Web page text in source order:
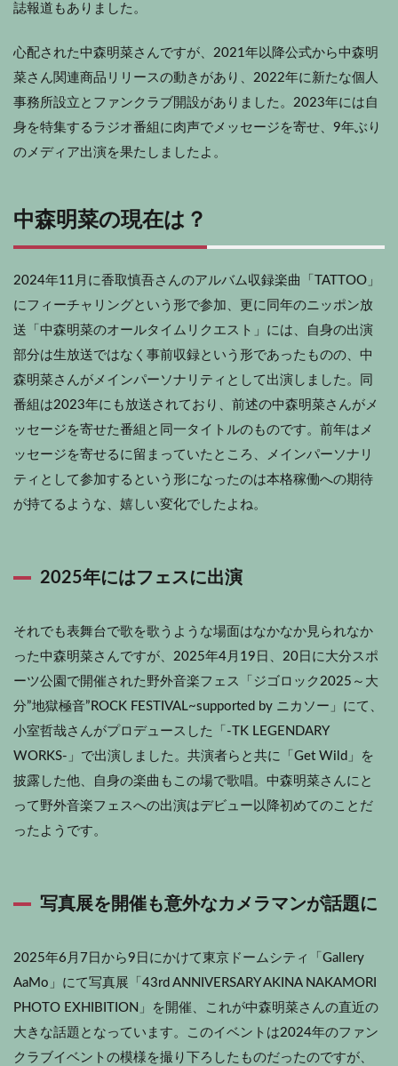
誌報道もありました。
心配された中森明菜さんですが、2021年以降公式から中森明
菜さん関連商品リリースの動きがあり、2022年に新たな個人
事務所設立とファンクラブ開設がありました。2023年には自
身を特集するラジオ番組に肉声でメッセージを寄せ、9年ぶり
のメディア出演を果たしましたよ。
中森明菜の現在は？
2024年11月に香取慎吾さんのアルバム収録楽曲「TATTOO」
にフィーチャリングという形で参加、更に同年のニッポン放
送「中森明菜のオールタイムリクエスト」には、自身の出演
部分は生放送ではなく事前収録という形であったものの、中
森明菜さんがメインパーソナリティとして出演しました。同
番組は2023年にも放送されており、前述の中森明菜さんがメ
ッセージを寄せた番組と同一タイトルのものです。前年はメ
ッセージを寄せるに留まっていたところ、メインパーソナリ
ティとして参加するという形になったのは本格稼働への期待
が持てるような、嬉しい変化でしたよね。
2025年にはフェスに出演
それでも表舞台で歌を歌うような場面はなかなか見られなか
った中森明菜さんですが、2025年4月19日、20日に大分スポ
ーツ公園で開催された野外音楽フェス「ジゴロック2025～大
分”地獄極音”ROCK FESTIVAL~supported by ニカソー」にて、
小室哲哉さんがプロデュースした「-TK LEGENDARY
WORKS-」で出演しました。共演者らと共に「Get Wild」を
披露した他、自身の楽曲もこの場で歌唱。中森明菜さんにと
って野外音楽フェスへの出演はデビュー以降初めてのことだ
ったようです。
写真展を開催も意外なカメラマンが話題に
2025年6月7日から9日にかけて東京ドームシティ「Gallery
AaMo」にて写真展「43rd ANNIVERSARY AKINA NAKAMORI
PHOTO EXHIBITION」を開催、これが中森明菜さんの直近の
大きな話題となっています。このイベントは2024年のファン
クラブイベントの模様を撮り下ろしたものだったのですが、